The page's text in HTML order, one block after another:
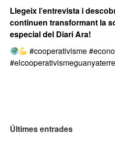
Llegeix l’entrevista i
continuen transformant la
especial del Diari Ara!
#cooperativisme
Últimes entrades